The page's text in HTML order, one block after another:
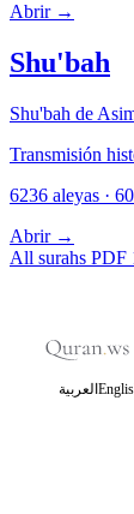
Abrir →
Shu'bah
Shu'bah de
Transmisión
6236 aleyas ·
Abrir →
All surahs PDF
العربية